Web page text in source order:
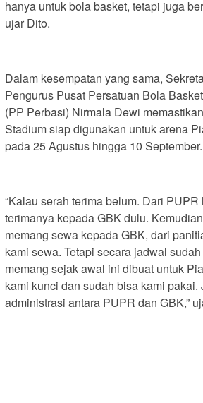
hanya untuk bola basket, tetapi juga
ujar Dito.
Dalam kesempatan yang sama,
Pengurus Pusat Persatuan Bola
(PP Perbasi) Nirmala Dewi
Stadium siap digunakan untuk arena
pada 25 Agustus hingga 10 September.
“Kalau serah terima belum. Dari
terimanya kepada GBK dulu.
memang sewa kepada GBK, dari
kami sewa. Tetapi secara jadwal
memang sejak awal ini dibuat untuk
kami kunci dan sudah bisa kami
administrasi antara PUPR dan GBK,”